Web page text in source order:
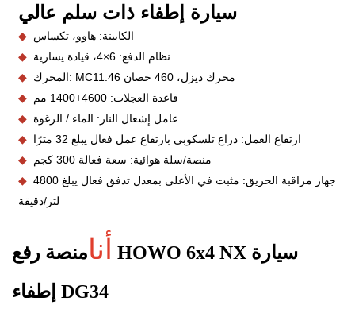
سيارة إطفاء ذات سلم عالي
◆ الكابينة: هاوو، تكساس
◆
نظام الدفع: 6×4، قيادة يسارية
◆
المحرك: MC11.46
محرك ديزل، 460 حصان
◆
قاعدة العجلات: 4600+1400 مم
◆ عامل إشعال النار: الماء / الرغوة
◆
ارتفاع العمل: ذراع تلسكوبي بارتفاع عمل فعال يبلغ 32 مترًا
◆
منصة/سلة هوائية: سعة فعالة 300 كجم
◆ جهاز مراقبة الحريق: مثبت في الأعلى بمعدل تدفق فعال يبلغ 4800
لتر/دقيقة
أنا منصة رفع HOWO 6x4 NX سيارة
إطفاء DG34